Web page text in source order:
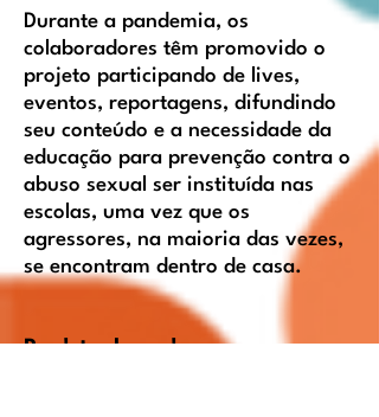
Durante a pandemia, os
colaboradores têm promovido o
projeto participando de lives,
eventos, reportagens, difundindo
seu conteúdo e a necessidade da
educação para prevenção contra o
abuso sexual ser instituída nas
escolas, uma vez que os
agressores, na maioria das vezes,
se encontram dentro de casa.
Produtos lançados